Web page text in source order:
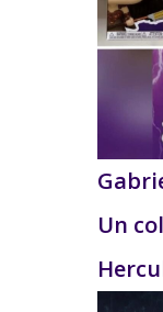
Un